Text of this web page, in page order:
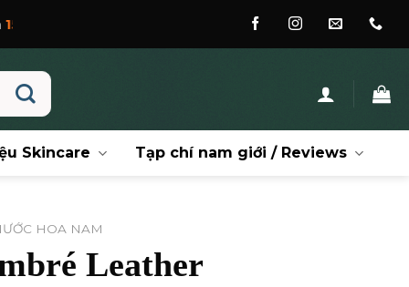
Skincare Tạp chí nam giới / Reviews
HOA NAM
Leather